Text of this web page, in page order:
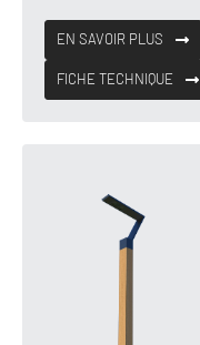
EN SAVOIR PLUS
FICHE TECHNIQUE